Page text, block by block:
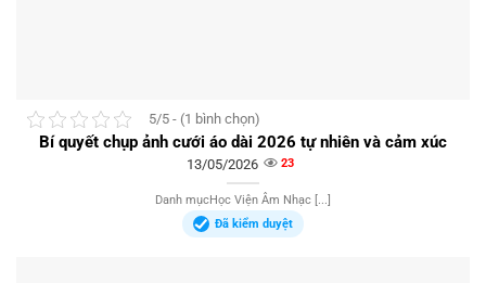
5/5 - (1 bình chọn)
Bí quyết chụp ảnh cưới áo dài 2026 tự nhiên và cảm xúc
13/05/2026 23
Danh mụcHọc Viện Âm Nhạc [...]
Đã kiểm duyệt